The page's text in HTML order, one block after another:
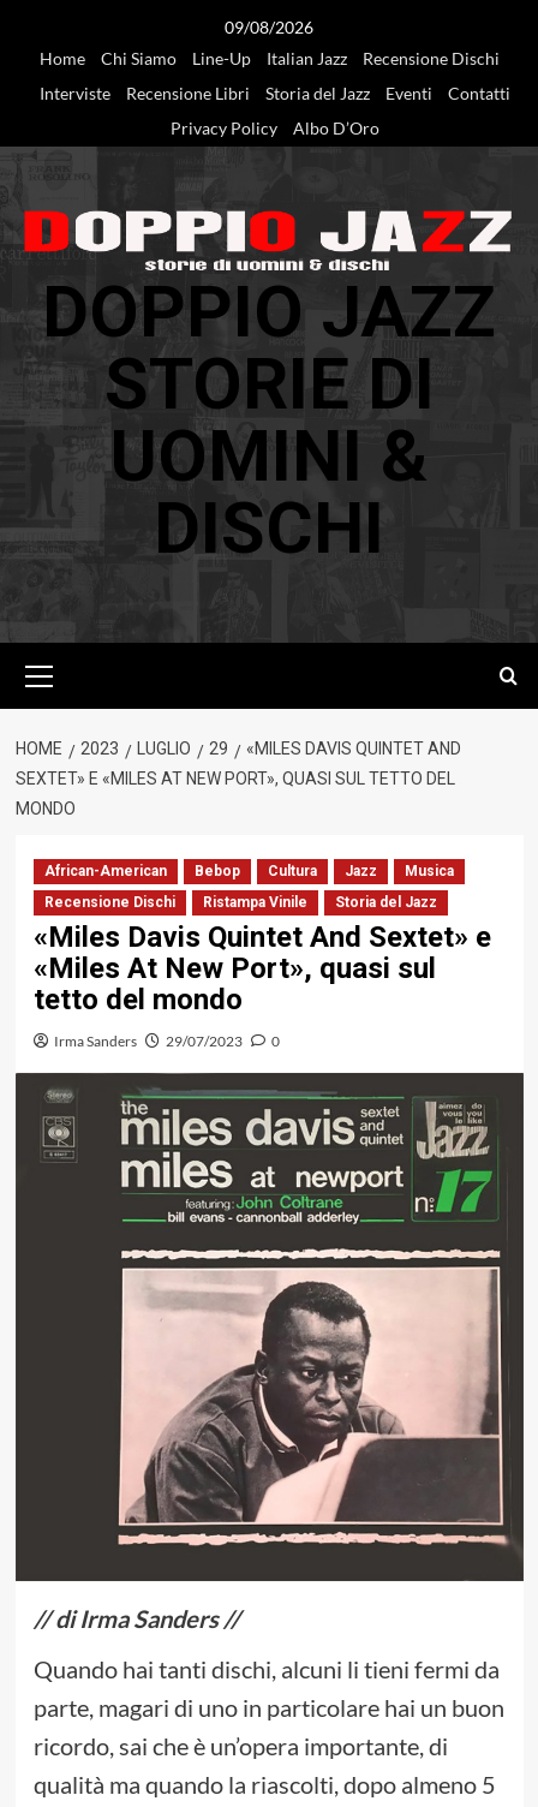
09/08/2026
Home
Chi Siamo Line-Up Italian Jazz
Recensione Dischi
Interviste
Recensione Libri Storia del Jazz Eventi
Contatti
Privacy Policy
Albo D’Oro
DOPPIO JAZZ
STORIE DI
UOMINI &
DISCHI
principale
HOME 2023 LUGLIO 29
«MILES DAVIS QUINTET AND
SEXTET» E «MILES AT NEW PORT», QUASI SUL TETTO DEL
MONDO
African-American Bebop Cultura Jazz
Musica
Recensione Dischi
Ristampa Vinile Storia del Jazz
«Miles Davis Quintet And Sextet» e
«Miles At New Port», quasi sul
tetto del mondo
Irma Sanders 29/07/2023 0
// di Irma Sanders //
Quando hai tanti dischi, alcuni li tieni fermi da
parte, magari di uno in particolare hai un buon
ricordo, sai che è un’opera importante, di
qualità ma quando la riascolti, dopo almeno 5